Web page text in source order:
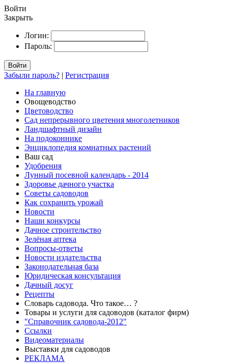
Войти
Закрыть
Логин:
Пароль:
Войти
Забыли пароль? | Регистрация
На главную
Овощеводство
Цветоводство
Сад непрерывного цветения многолетников
Ландшафтный дизайн
На подоконнике
Энциклопедия комнатных растений
Ваш сад
Удобрения
Лунный посевной календарь - 2014
Здоровье дачного участка
Советы садоводов
Как сохранить урожай
Новости
Наши конкурсы
Дачное строительство
Зелёная аптека
Вопросы-ответы
Новости издательства
Законодательная база
Юридическая консультация
Дачный досуг
Рецепты
Словарь садовода. Что такое… ?
Товары и услуги для садоводов (каталог фирм)
"Справочник садовода-2012"
Ссылки
Видеоматериалы
Выставки для садоводов
РЕКЛАМА